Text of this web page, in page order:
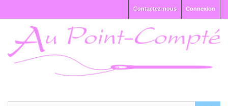
Connexion
Contactez-nous